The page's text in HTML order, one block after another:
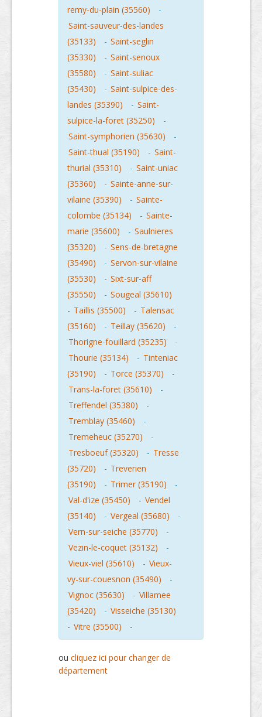
remy-du-plain (35560)
-
Saint-sauveur-des-landes
(35133)
- Saint-seglin
(35330)
- Saint-senoux
(35580)
- Saint-suliac
(35430)
- Saint-sulpice-des-
landes (35390)
- Saint-
sulpice-la-foret (35250)
-
Saint-symphorien (35630)
-
Saint-thual (35190)
- Saint-
thurial (35310)
- Saint-uniac
(35360)
- Sainte-anne-sur-
vilaine (35390)
- Sainte-
colombe (35134)
- Sainte-
marie (35600)
- Saulnieres
(35320)
- Sens-de-bretagne
(35490)
- Servon-sur-vilaine
(35530)
- Sixt-sur-aff
(35550)
- Sougeal (35610)
- Taillis (35500) - Talensac
(35160)
- Teillay (35620)
-
Thorigne-fouillard (35235)
-
Thourie (35134)
- Tinteniac
(35190)
- Torce (35370)
-
Trans-la-foret (35610)
-
Treffendel (35380)
-
Tremblay (35460)
-
Tremeheuc (35270)
-
Tresboeuf (35320)
- Tresse
(35720)
- Treverien
(35190)
- Trimer (35190)
-
Val-d'ize (35450)
- Vendel
(35140)
- Vergeal (35680)
-
Vern-sur-seiche (35770)
-
Vezin-le-coquet (35132)
-
Vieux-viel (35610)
- Vieux-
vy-sur-couesnon (35490)
-
Vignoc (35630)
- Villamee
(35420)
- Visseiche (35130)
- Vitre (35500) -
ou cliquez ici pour changer de
département